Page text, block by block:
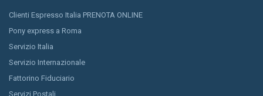
Clienti Espresso Italia PRENOTA ONLINE
Pony express a Roma
Servizio Italia
Servizio Internazionale
Fattorino Fiduciario
Servizi Postali